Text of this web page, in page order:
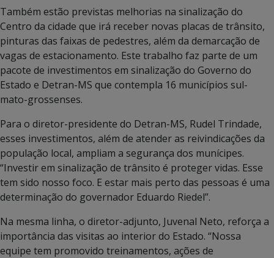
Também estão previstas melhorias na sinalização do
Centro da cidade que irá receber novas placas de trânsito,
pinturas das faixas de pedestres, além da demarcação de
vagas de estacionamento. Este trabalho faz parte de um
pacote de investimentos em sinalização do Governo do
Estado e Detran-MS que contempla 16 municípios sul-
mato-grossenses.
Para o diretor-presidente do Detran-MS, Rudel Trindade,
esses investimentos, além de atender as reivindicações da
população local, ampliam a segurança dos munícipes.
“Investir em sinalização de trânsito é proteger vidas. Esse
tem sido nosso foco. E estar mais perto das pessoas é uma
determinação do governador Eduardo Riedel”.
Na mesma linha, o diretor-adjunto, Juvenal Neto, reforça a
importância das visitas ao interior do Estado. “Nossa
equipe tem promovido treinamentos, ações de